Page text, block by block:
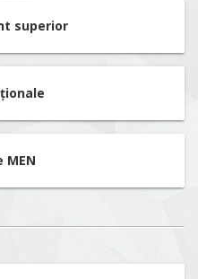
superior